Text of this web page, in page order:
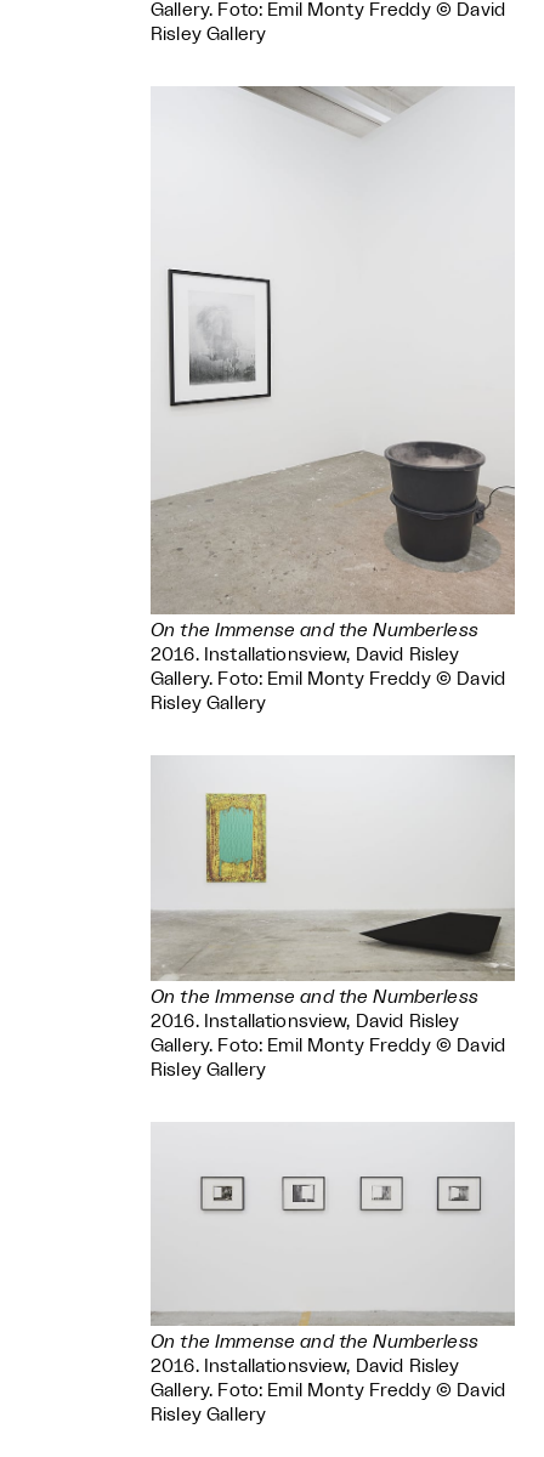
Gallery. Foto: Emil Monty Freddy © David
Risley Gallery
On the Immense and the Numberless
2016. Installationsview, David Risley
Gallery. Foto: Emil Monty Freddy © David
Risley Gallery
On the Immense and the Numberless
2016. Installationsview, David Risley
Gallery. Foto: Emil Monty Freddy © David
Risley Gallery
On the Immense and the Numberless
2016. Installationsview, David Risley
Gallery. Foto: Emil Monty Freddy © David
Risley Gallery